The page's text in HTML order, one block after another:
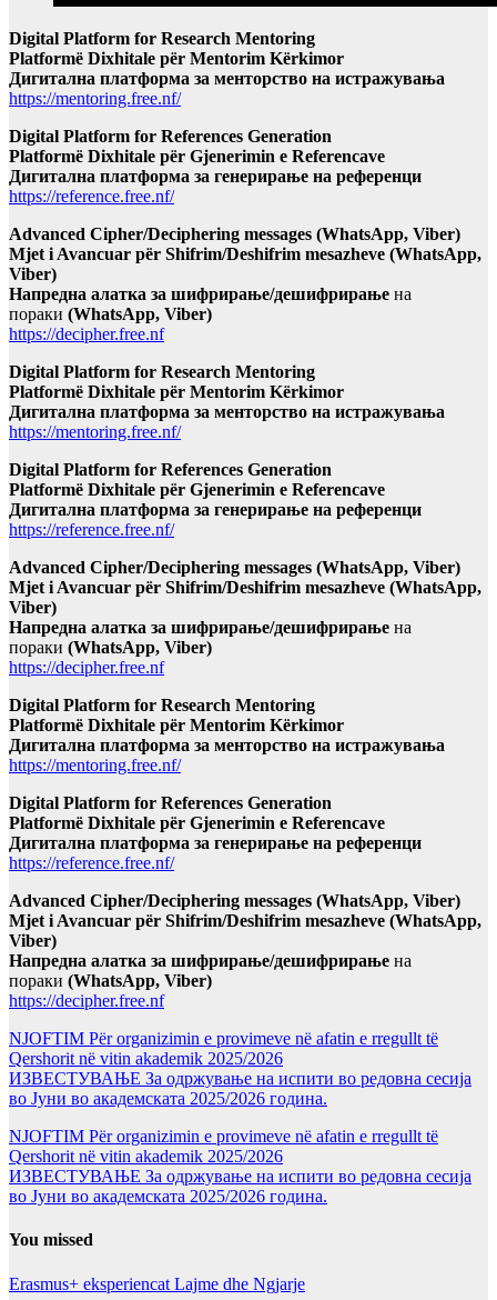
Digital Platform for Research Mentoring
Platformë Dixhitale për Mentorim Kërkimor
Дигитална платформа за менторство на истражувања
https://mentoring.free.nf/
Digital Platform for References Generation
Platformë Dixhitale për Gjenerimin e Referencave
Дигитална платформа за генерирање на референци
https://reference.free.nf/
Advanced Cipher/Deciphering messages (WhatsApp, Viber)
Mjet i Avancuar për Shifrim/Deshifrim mesazheve (WhatsApp,
Viber)
Напредна алатка за шифрирање/дешифрирање на
пораки (WhatsApp, Viber)
https://decipher.free.nf
Digital Platform for Research Mentoring
Platformë Dixhitale për Mentorim Kërkimor
Дигитална платформа за менторство на истражувања
https://mentoring.free.nf/
Digital Platform for References Generation
Platformë Dixhitale për Gjenerimin e Referencave
Дигитална платформа за генерирање на референци
https://reference.free.nf/
Advanced Cipher/Deciphering messages (WhatsApp, Viber)
Mjet i Avancuar për Shifrim/Deshifrim mesazheve (WhatsApp,
Viber)
Напредна алатка за шифрирање/дешифрирање на
пораки (WhatsApp, Viber)
https://decipher.free.nf
Digital Platform for Research Mentoring
Platformë Dixhitale për Mentorim Kërkimor
Дигитална платформа за менторство на истражувања
https://mentoring.free.nf/
Digital Platform for References Generation
Platformë Dixhitale për Gjenerimin e Referencave
Дигитална платформа за генерирање на референци
https://reference.free.nf/
Advanced Cipher/Deciphering messages (WhatsApp, Viber)
Mjet i Avancuar për Shifrim/Deshifrim mesazheve (WhatsApp,
Viber)
Напредна алатка за шифрирање/дешифрирање на
пораки (WhatsApp, Viber)
https://decipher.free.nf
NJOFTIM Për organizimin e provimeve në afatin e rregullt të
Qershorit në vitin akademik 2025/2026
ИЗВЕСТУВАЊЕ За одржување на испити во редовна сесија
во Јуни во академската 2025/2026 година.
NJOFTIM Për organizimin e provimeve në afatin e rregullt të
Qershorit në vitin akademik 2025/2026
ИЗВЕСТУВАЊЕ За одржување на испити во редовна сесија
во Јуни во академската 2025/2026 година.
You missed
Erasmus+ eksperiencat Lajme dhe Ngjarje